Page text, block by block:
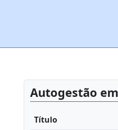
Autogestão
Título